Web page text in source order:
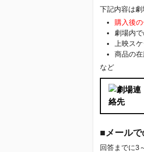
下記内容は劇
購入後
劇場内
上映ス
商品の
など
■メール
回答までに3